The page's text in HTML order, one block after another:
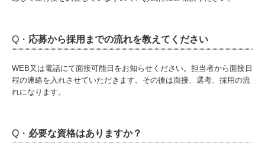
Q・ 応募から採用までの流れを教えてください
WEB又は電話にて面接可能日をお知らせください。担当者から面接日
程の連絡を入れさせていただきます。その後は面接、選考、採用の流
れになります。
Q・ 必要な資格はありますか？